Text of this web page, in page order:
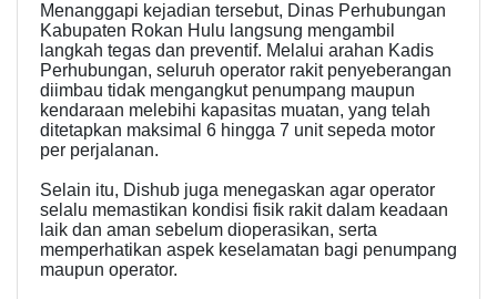
Menanggapi kejadian tersebut, Dinas Perhubungan
Kabupaten Rokan Hulu langsung mengambil
langkah tegas dan preventif. Melalui arahan Kadis
Perhubungan, seluruh operator rakit penyeberangan
diimbau tidak mengangkut penumpang maupun
kendaraan melebihi kapasitas muatan, yang telah
ditetapkan maksimal 6 hingga 7 unit sepeda motor
per perjalanan.
Selain itu, Dishub juga menegaskan agar operator
selalu memastikan kondisi fisik rakit dalam keadaan
laik dan aman sebelum dioperasikan, serta
memperhatikan aspek keselamatan bagi penumpang
maupun operator.